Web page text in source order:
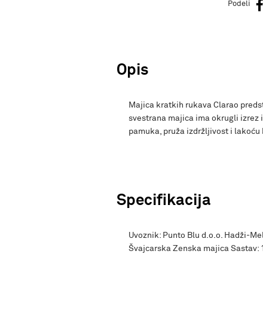
Podeli
Opis
Majica kratkih rukava Clarao
svestrana majica ima okrugli izrez
pamuka, pruža izdržljivost i
Specifikacija
Uvoznik: Punto Blu d.o.o. Hadži-
Švajcarska Zenska majica Sastav: